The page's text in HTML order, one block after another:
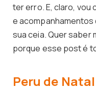
ter erro. E, claro, vou
e acompanhamentos
sua ceia. Quer saber
porque esse post é
Peru de